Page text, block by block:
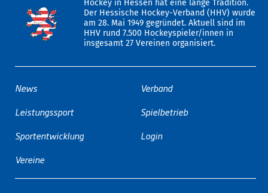
Hockey in Hessen hat eine lange Tradition.
Der Hessische Hockey-Verband (HHV) wurde
am 28. Mai 1949 gegründet. Aktuell sind im
HHV rund 7.500 Hockeyspieler/innen in
insgesamt 27 Vereinen organisiert.
News
Leistungssport
Sportentwicklung
Vereine
Verband
Spielbetrieb
Login